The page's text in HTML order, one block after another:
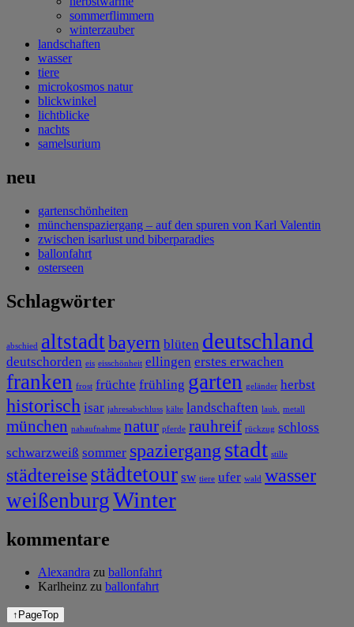
sommerflimmern
winterzauber
landschaften
wasser
tiere
microkosmos natur
blickwinkel
lichtblicke
nachts
samelsurium
neu
gartenschönheiten
münchenspaziergang – auf den spuren von Karl Valentin
zwischen isarlust und biberparadies
ballonfahrt
osterseen
Schlagwörter
abschied altstadtbayern blüten deutschland
deutschorden eis eisschönheit ellingen erstes erwachen
franken frost früchte frühling garten geländer herbst
historisch isar jahresabschluss kälte landschaften laub. metall
münchen nahaufnahme natur pferde rauhreif rückzug schloss
schwarzweiß sommer spaziergang stadt stille
städtereise städtetour sw tiere ufer wald wasser
weißenburgWinter
kommentare
Alexandra zu ballonfahrt
Karlheinz zu ballonfahrt
↑ PageTop